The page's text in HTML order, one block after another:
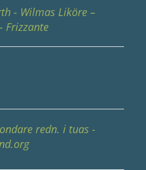
- Wilmas Liköre –
Frizzante
redn. i tuas -